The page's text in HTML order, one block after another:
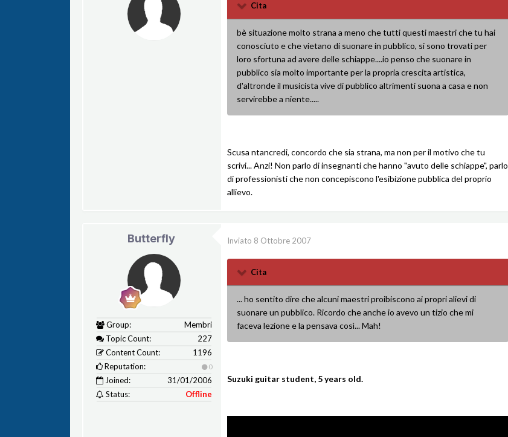
Cita
bè situazione molto strana a meno che tutti questi maestri che tu hai
conosciuto e che vietano di suonare in pubblico, si sono trovati per
loro sfortuna ad avere delle schiappe....io penso che suonare in
pubblico sia molto importante per la propria crescita artistica,
d'altronde il musicista vive di pubblico altrimenti suona a casa e non
servirebbe a niente.....
Scusa ntancredi, concordo che sia strana, ma non per il motivo che tu
scrivi... Anzi! Non parlo di insegnanti che hanno "avuto delle schiappe", parlo
di professionisti che non concepiscono l'esibizione pubblica del proprio
allievo.
Butterfly
Group:
Membri
Topic Count:
227
Content Count:
1196
Reputation:
0
Joined:
31/01/2006
Status:
Offline
Inviato 8 Ottobre 2007
Cita
... ho sentito dire che alcuni maestri proibiscono ai propri alievi di
suonare un pubblico. Ricordo che anche io avevo un tizio che mi
faceva lezione e la pensava così... Mah!
Suzuki guitar student, 5 years old.